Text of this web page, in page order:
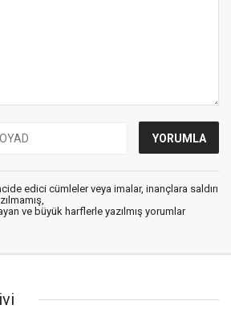
edici cümleler veya imalar, inançlara saldırı
ve büyük harflerle yazılmış yorumlar